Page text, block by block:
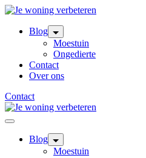
Skip
contentBlog
Moestuin
Ongedierte
Contact
Over ons
Contact
Blog
Moestuin